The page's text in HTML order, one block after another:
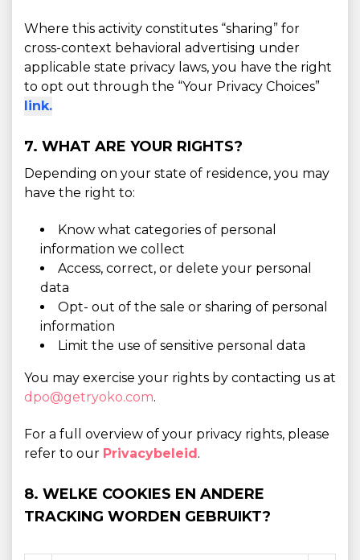
Where this activity constitutes “sharing” for
cross-context behavioral advertising under
applicable state privacy laws, you have the right
to opt out through the “Your Privacy Choices”
link.
7. WHAT ARE YOUR RIGHTS?
Depending on your state of residence, you may
have the right to:
Know what categories of personal
information we collect
Access, correct, or delete your personal
data
Opt- out of the sale or sharing of personal
information
Limit the use of sensitive personal data
You may exercise your rights by contacting us at
dpo@getryoko.com.
For a full overview of your privacy rights, please
refer to our Privacybeleid.
8. WELKE COOKIES EN ANDERE
TRACKING WORDEN GEBRUIKT?